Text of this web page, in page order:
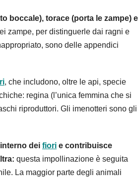
boccale), torace (porta le zampe) e
zampe, per distinguerle dai ragni e
sono delle appendici
, che includono, oltre le api, specie
regina (l’unica femmina che si
riproduttori. Gli imenotteri sono gli
dei fiori e contribuisce
questa impollinazione è seguita
La maggior parte degli animali